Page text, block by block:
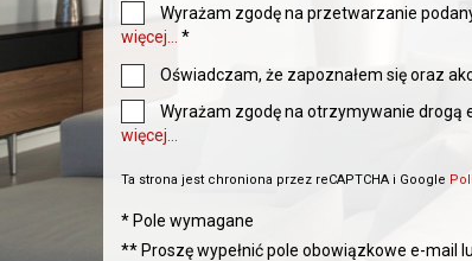
Wyrażam zgodę na przetwarzanie
więcej... *
Oświadczam, że zapoznałem się oraz
Wyrażam zgodę na otrzymywanie
więcej...
Ta strona jest chroniona przez reCAPTCHA i Google
* Pole wymagane
** Proszę wypełnić pole obowiązkowe e-mail